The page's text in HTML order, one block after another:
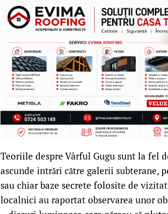
Teoriile despre Vârful Gugu sunt la fel
ascunde intrări către galerii subterane,
sau chiar baze secrete folosite de
localnici au raportat observarea unor